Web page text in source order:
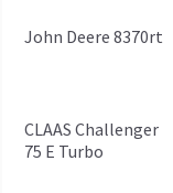
John Deere 8370rt
CLAAS Challenger
75 E Turbo